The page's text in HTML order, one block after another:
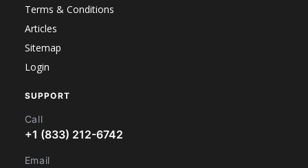
Terms & Conditions
Articles
Sitemap
Login
SUPPORT
Call
+1 (833) 212-6742
Email